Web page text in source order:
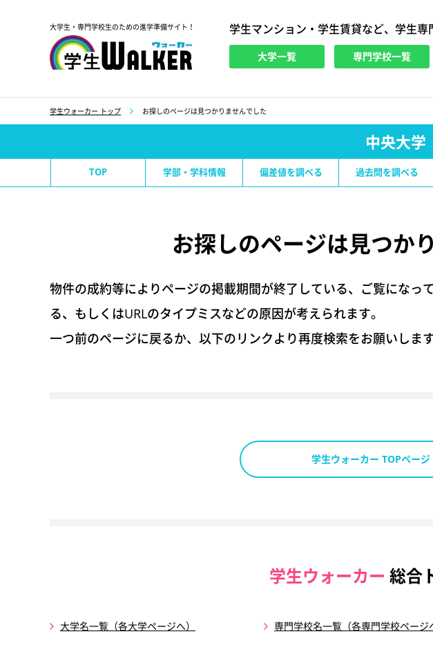
大学生・専門学校生のための進学準備サイト！ 学生マンション・学生賃貸など、学生
大学一覧 専門学校一覧
学生ウォーカー トップ お探しのページは見つかりませんでした
中央大学
TOP 学部・学科情報 偏差値を調べる 過去問を調べる
お探しのページは見つか
物件の成約等によりページの掲載期間が終了している、ご覧になっ
る、もしくはURLのタイプミスなどの原因が考えられます。
一つ前のページに戻るか、以下のリンクより再度検索をお願いします
学生ウォーカー TOPページ
学生ウォーカー 総合
大学名一覧（各大学ページへ） 専門学校名一覧（各専門学校ページ